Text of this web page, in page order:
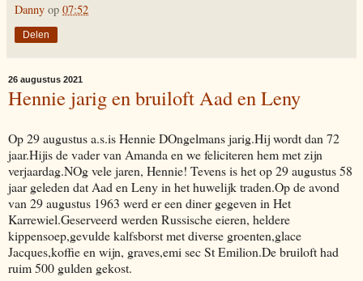
Danny op 07:52
Delen
26 augustus 2021
Hennie jarig en bruiloft Aad en Leny
Op 29 augustus a.s.is Hennie DOngelmans jarig.Hij wordt dan 72
jaar.Hijis de vader van Amanda en we feliciteren hem met zijn
verjaardag.NOg vele jaren, Hennie! Tevens is het op 29 augustus 58
jaar geleden dat Aad en Leny in het huwelijk traden.Op de avond
van 29 augustus 1963 werd er een diner gegeven in Het
Karrewiel.Geserveerd werden Russische eieren, heldere
kippensoep,gevulde kalfsborst met diverse groenten,glace
Jacques,koffie en wijn, graves,emi sec St Emilion.De bruiloft had
ruim 500 gulden gekost.